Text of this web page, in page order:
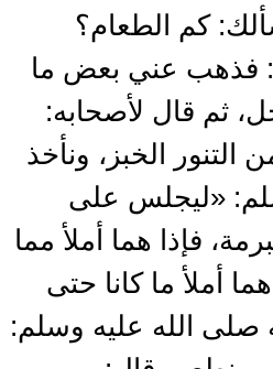
كم الطعام؟
فذهب عني بعض ما
ثم قال لأصحابه:
الخبز، ونأخذ
«ليجلس على
فإذا هما أملأ مما
أملأ ما كانا حتى
صلى الله عليه وسلم: